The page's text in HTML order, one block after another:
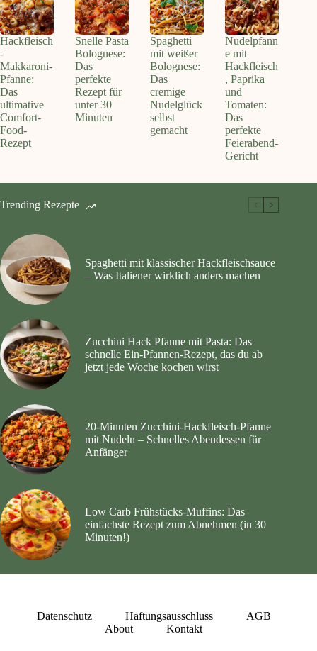
Hackfleisch
-
Makkaroni-
Pfanne:
Das
ultimative
Comfort-
Food-
Rezept
Snelle Pasta
Bolognese:
Das
perfekte
Rezept für
unter 30
Minuten
Spaghetti
mit weißer
Bolognese:
Das
cremige
Nudelglück
selbst
gemacht
Nudelpfann
e mit
Hackfleisch
, Paprika
und
Tomaten:
Das
perfekte
Feierabend-
Gericht
Trending Rezepte
Spaghetti mit klassischer Hackfleischsauce
– Was Italiener wirklich anders machen
Zucchini Hack Pfanne mit Pasta: Das
schnelle Ein-Pfannen-Rezept, das du ab
jetzt jede Woche kochen wirst
20‑Minuten Zucchini‑Hackfleisch‑Pfanne
mit Nudeln – Schnelles Abendessen für
Anfänger
Low Carb Frühstücks-Muffins: Das
einfachste Rezept zum Abnehmen (in 30
Minuten!)
Datenschutz Haftungsausschluss
AGB
About
Kontakt